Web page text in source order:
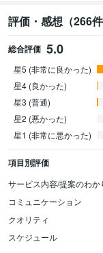
評価・感想（266
総合評価 5.0
星5 (非常に良かった)
星4 (良かった)
星3 (普通)
星2 (悪かった)
星1 (非常に悪かった)
項目別評価
サービス内容/提案のわか
コミュニケーション
クオリティ
スケジュール